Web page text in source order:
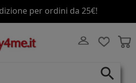
per ordini da 25€!
a partire da 70€!
search